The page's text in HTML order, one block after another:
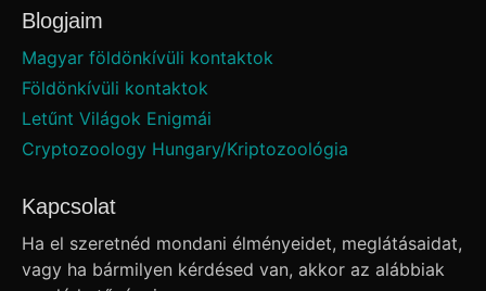
Blogjaim
Magyar földönkívüli kontaktok
Földönkívüli kontaktok
Letűnt Világok Enigmái
Cryptozoology Hungary/Kriptozoológia
Kapcsolat
Ha el szeretnéd mondani élményeidet, meglátásaidat,
vagy ha bármilyen kérdésed van, akkor az alábbiak